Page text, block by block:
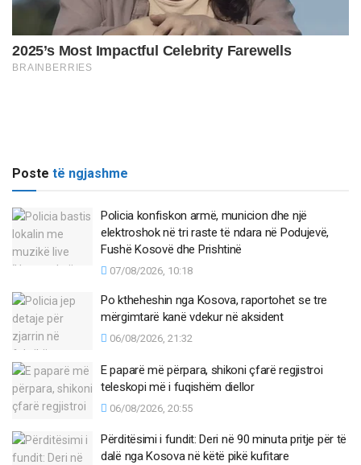
Poste të ngjashme
Policia konfiskon armë, municion dhe një
elektroshok në tri raste të ndara në Podujevë,
Fushë Kosovë dhe Prishtinë
07/08/2026, 10:18
Po ktheheshin nga Kosova, raportohet se tre
mërgimtarë kanë vdekur në aksident
06/08/2026, 21:32
E paparë më përpara, shikoni çfarë regjistroi
teleskopi më i fuqishëm diellor
06/08/2026, 20:55
Përditësimi i fundit: Deri në 90 minuta pritje për të
dalë nga Kosova në këtë pikë kufitare